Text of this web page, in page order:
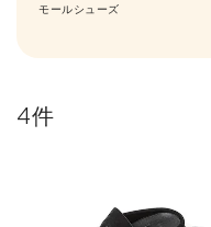
モールシューズ
4